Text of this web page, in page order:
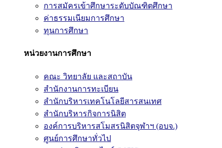
การสมัครเข้าศึกษาระดับบัณฑิตศึกษา
ค่าธรรมเนียมการศึกษา
ทุนการศึกษา
หน่วยงานการศึกษา
คณะ วิทยาลัย และสถาบัน
สำนักงานการทะเบียน
สำนักบริหารเทคโนโลยีสารสนเทศ
สำนักบริหารกิจการนิสิต
องค์การบริหารสโมสรนิสิตจุฬาฯ (อบจ.)
ศูนย์การศึกษาทั่วไป